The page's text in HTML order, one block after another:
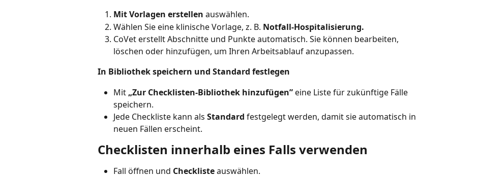
Mit Vorlagen erstellen auswählen.
Wählen Sie eine klinische Vorlage, z. B. Notfall-Hospitalisierung.
CoVet erstellt Abschnitte und Punkte automatisch. Sie können bearbeiten,
löschen oder hinzufügen, um Ihren Arbeitsablauf anzupassen.
In Bibliothek speichern und Standard festlegen
Mit „Zur Checklisten-Bibliothek hinzufügen” eine Liste für zukünftige Fälle
speichern.
Jede Checkliste kann als Standard festgelegt werden, damit sie automatisch in
neuen Fällen erscheint.
Checklisten innerhalb eines Falls verwenden
Fall öffnen und Checkliste auswählen.